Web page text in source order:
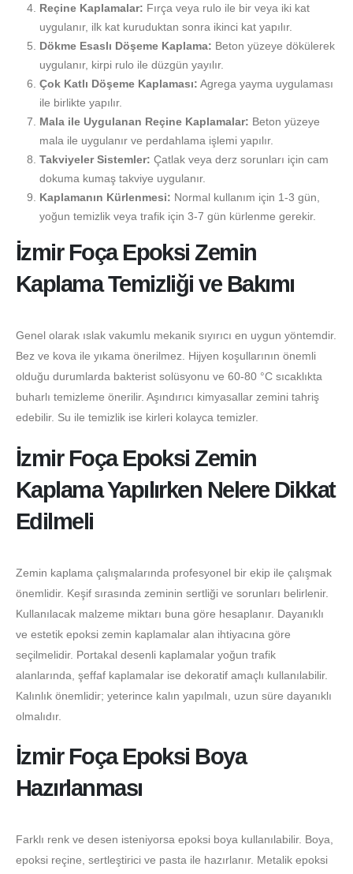
Reçine Kaplamalar: Fırça veya rulo ile bir veya iki kat
uygulanır, ilk kat kuruduktan sonra ikinci kat yapılır.
Dökme Esaslı Döşeme Kaplama: Beton yüzeye dökülerek
uygulanır, kirpi rulo ile düzgün yayılır.
Çok Katlı Döşeme Kaplaması: Agrega yayma uygulaması
ile birlikte yapılır.
Mala ile Uygulanan Reçine Kaplamalar: Beton yüzeye
mala ile uygulanır ve perdahlama işlemi yapılır.
Takviyeler Sistemler: Çatlak veya derz sorunları için cam
dokuma kumaş takviye uygulanır.
Kaplamanın Kürlenmesi: Normal kullanım için 1-3 gün,
yoğun temizlik veya trafik için 3-7 gün kürlenme gerekir.
İzmir Foça Epoksi Zemin
Kaplama Temizliği ve Bakımı
Genel olarak ıslak vakumlu mekanik sıyırıcı en uygun yöntemdir.
Bez ve kova ile yıkama önerilmez. Hijyen koşullarının önemli
olduğu durumlarda bakterist solüsyonu ve 60-80 °C sıcaklıkta
buharlı temizleme önerilir. Aşındırıcı kimyasallar zemini tahriş
edebilir. Su ile temizlik ise kirleri kolayca temizler.
İzmir Foça Epoksi Zemin
Kaplama Yapılırken Nelere Dikkat
Edilmeli
Zemin kaplama çalışmalarında profesyonel bir ekip ile çalışmak
önemlidir. Keşif sırasında zeminin sertliği ve sorunları belirlenir.
Kullanılacak malzeme miktarı buna göre hesaplanır. Dayanıklı
ve estetik epoksi zemin kaplamalar alan ihtiyacına göre
seçilmelidir. Portakal desenli kaplamalar yoğun trafik
alanlarında, şeffaf kaplamalar ise dekoratif amaçlı kullanılabilir.
Kalınlık önemlidir; yeterince kalın yapılmalı, uzun süre dayanıklı
olmalıdır.
İzmir Foça Epoksi Boya
Hazırlanması
Farklı renk ve desen isteniyorsa epoksi boya kullanılabilir. Boya,
epoksi reçine, sertleştirici ve pasta ile hazırlanır. Metalik epoksi